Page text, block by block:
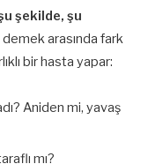
şekilde, şu
demek arasında fark
bir hasta yapar:
Aniden mi, yavaş
mı?